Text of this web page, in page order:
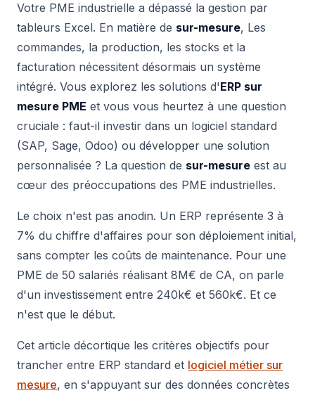
Votre PME industrielle a dépassé la gestion par
tableurs Excel. En matière de sur-mesure, Les
commandes, la production, les stocks et la
facturation nécessitent désormais un système
intégré. Vous explorez les solutions d'ERP sur
mesure PME et vous vous heurtez à une question
cruciale : faut-il investir dans un logiciel standard
(SAP, Sage, Odoo) ou développer une solution
personnalisée ? La question de sur-mesure est au
cœur des préoccupations des PME industrielles.
Le choix n'est pas anodin. Un ERP représente 3 à
7% du chiffre d'affaires pour son déploiement initial,
sans compter les coûts de maintenance. Pour une
PME de 50 salariés réalisant 8M€ de CA, on parle
d'un investissement entre 240k€ et 560k€. Et ce
n'est que le début.
Cet article décortique les critères objectifs pour
trancher entre ERP standard et logiciel métier sur
mesure, en s'appuyant sur des données concrètes